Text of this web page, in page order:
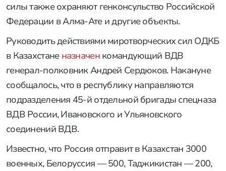
силы также охраняют генконсульство Российской
Федерации в Алма-Ате и другие объекты.
Руководить действиями миротворческих сил ОДКБ
в Казахстане назначенкомандующий ВДВ
генерал-полковник Андрей Сердюков. Накануне
сообщалось, что в республику направляются
подразделения 45-й отдельной бригады спецназа
ВДВ России, Ивановского и Ульяновского
соединений ВДВ.
Известно, что Россия отправит в Казахстан 3000
военных, Белоруссия — 500, Таджикистан — 200,